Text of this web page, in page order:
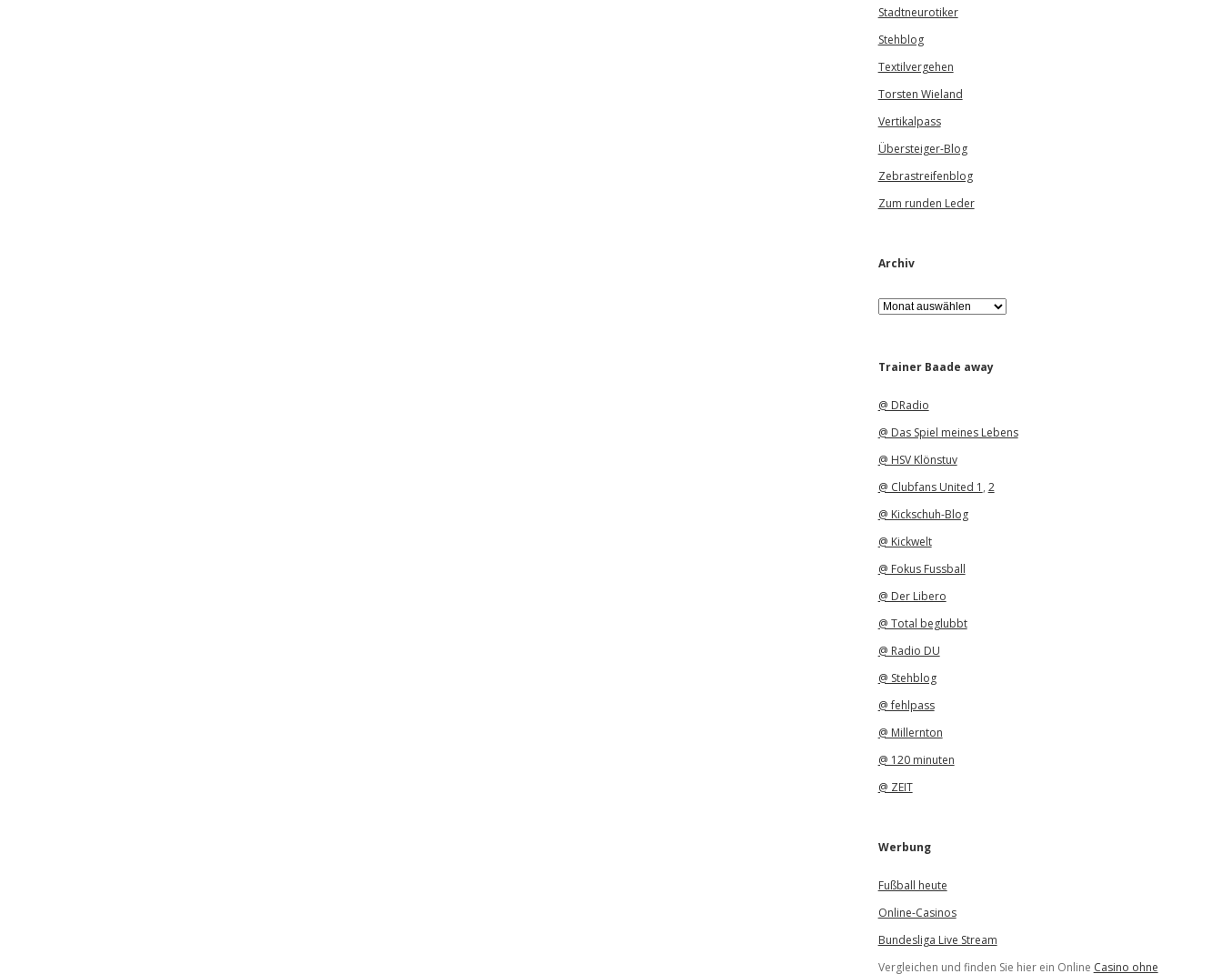
Stadtneurotiker
Stehblog
Textilvergehen
Torsten Wieland
Vertikalpass
Übersteiger-Blog
Zebrastreifenblog
Zum runden Leder
Archiv
A
r
iTrainer Baade away
@ DRadio
@ Das Spiel meines Lebens
@ HSV Klönstuv
@ Clubfans United 1 , 2
@ Kickschuh-Blog
@ Kickwelt
@ Fokus Fussball
@ Der Libero
@ Total beglubbt
@ Radio DU
@ Stehblog
@ fehlpass
@ Millernton
@ 120 minuten
@ ZEIT
Werbung
Fußball heute
Online-Casinos
Bundesliga Live Stream
Vergleichen und finden Sie hier ein Online Casino ohne